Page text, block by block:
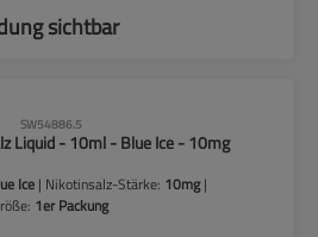
sichtbar
SW54886.5
Liquid - 10ml - Blue Ice - 10mg
Ice | Nikotinsalz-Stärke: 10mg|
1er Packung